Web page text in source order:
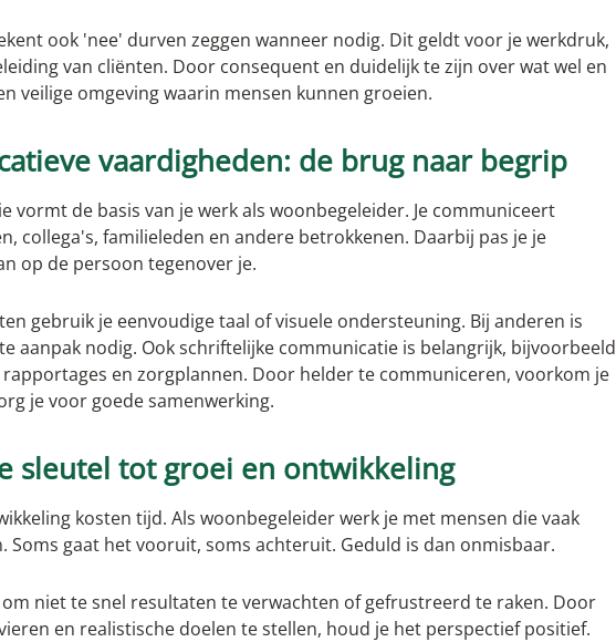
ook 'nee' durven zeggen wanneer nodig. Dit geldt voor je werkdruk,
van cliënten. Door consequent en duidelijk te zijn over wat wel en
veilige omgeving waarin mensen kunnen groeien.
vaardigheden: de brug naar begrip
vormt de basis van je werk als woonbegeleider. Je communiceert
collega's, familieleden en andere betrokkenen. Daarbij pas je je
op de persoon tegenover je.
gebruik je eenvoudige taal of visuele ondersteuning. Bij anderen is
aanpak nodig. Ook schriftelijke communicatie is belangrijk, bijvoorbeeld
en zorgplannen. Door helder te communiceren, voorkom je
je voor goede samenwerking.
sleutel tot groei en ontwikkeling
kosten tijd. Als woonbegeleider werk je met mensen die vaak
Soms gaat het vooruit, soms achteruit. Geduld is dan onmisbaar.
niet te snel resultaten te verwachten of gefrustreerd te raken. Door
en realistische doelen te stellen, houd je het perspectief positief.